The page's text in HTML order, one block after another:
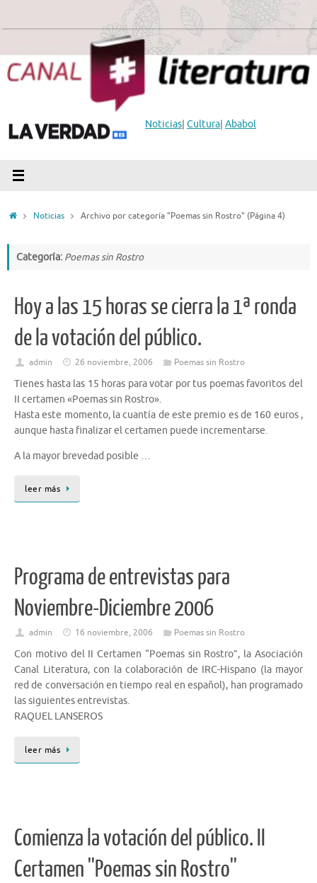
Noticias| Cultura| Ababol
InicioNoticias Archivo por categoría "Poemas sin Rostro" (Página 4)
Categoría: Poemas sin Rostro
Hoy a las 15 horas se cierra la 1ª ronda
de la votación del público.
admin 26 noviembre, 2006 Poemas sin Rostro
Tienes hasta las 15 horas para votar por tus poemas favoritos del
II certamen «Poemas sin Rostro».
Hasta este momento, la cuantía de este premio es de 160 euros ,
aunque hasta finalizar el certamen puede incrementarse.
A la mayor brevedad posible …
leer más
Programa de entrevistas para
Noviembre-Diciembre 2006
admin 16 noviembre, 2006 Poemas sin Rostro
Con motivo del II Certamen “Poemas sin Rostro”, la Asociación
Canal Literatura, con la colaboración de IRC-Hispano (la mayor
red de conversación en tiempo real en español), han programado
las siguientes entrevistas.
RAQUEL LANSEROS
leer más
Comienza la votación del público. II
Certamen ''Poemas sin Rostro''